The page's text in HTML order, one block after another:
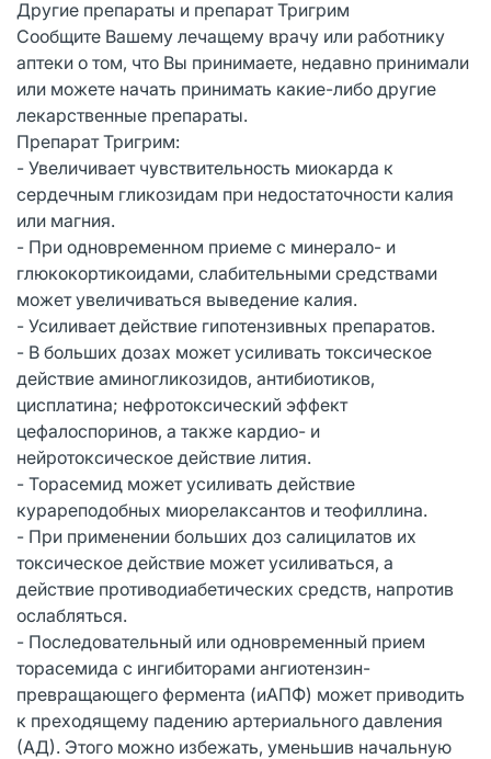
Другие препараты и препарат Тригрим
Сообщите Вашему лечащему врачу или работнику
аптеки о том, что Вы принимаете, недавно принимали
или можете начать принимать какие-либо другие
лекарственные препараты.
Препарат Тригрим:
- Увеличивает чувствительность миокарда к
сердечным гликозидам при недостаточности калия
или магния.
- При одновременном приеме с минерало- и
глюкокортикоидами, слабительными средствами
может увеличиваться выведение калия.
- Усиливает действие гипотензивных препаратов.
- В больших дозах может усиливать токсическое
действие аминогликозидов, антибиотиков,
цисплатина; нефротоксический эффект
цефалоспоринов, а также кардио- и
нейротоксическое действие лития.
- Торасемид может усиливать действие
курареподобных миорелаксантов и теофиллина.
- При применении больших доз салицилатов их
токсическое действие может усиливаться, а
действие противодиабетических средств, напротив
ослабляться.
- Последовательный или одновременный прием
торасемида с ингибиторами ангиотензин-
превращающего фермента (иАПФ) может приводить
к преходящему падению артериального давления
(АД). Этого можно избежать, уменьшив начальную